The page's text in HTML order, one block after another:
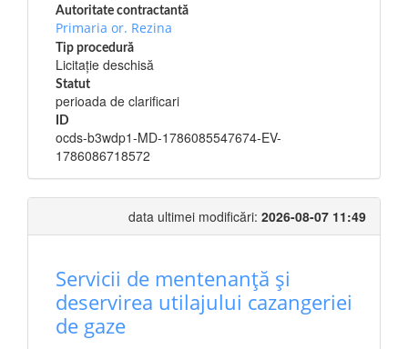
Autoritate contractantă
Primaria or. Rezina
Tip procedură
Licitație deschisă
Statut
perioada de clarificari
ID
ocds-b3wdp1-MD-1786085547674-EV-
1786086718572
data ultimei modificări: 2026-08-07 11:49
Servicii de mentenanță și
deservirea utilajului cazangeriei
de gaze